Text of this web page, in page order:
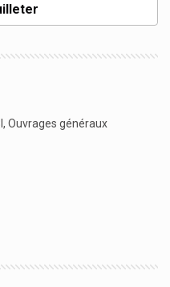
, Ouvrages généraux